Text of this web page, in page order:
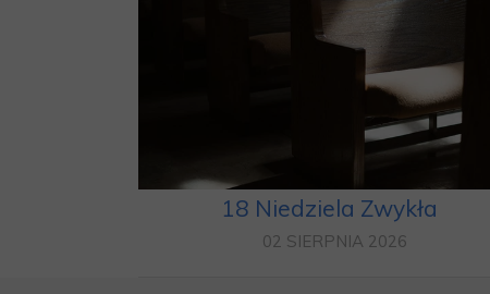
18 Niedziela Zwykła
02 SIERPNIA 2026